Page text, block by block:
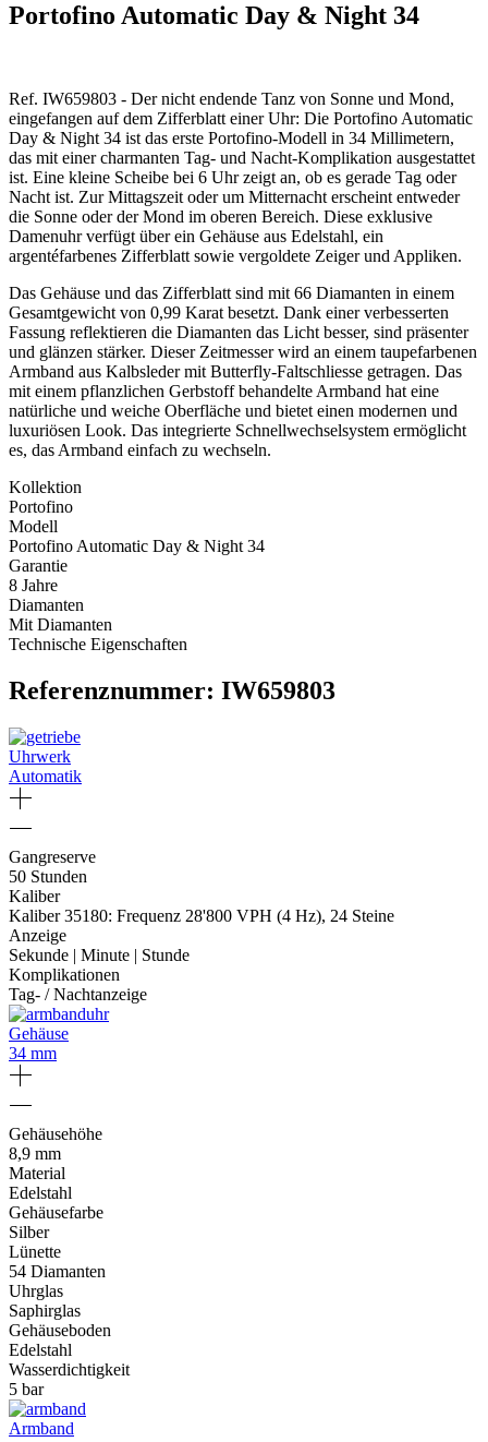
Portofino Automatic Day & Night 34
Ref. IW659803 - Der nicht endende Tanz von Sonne und Mond,
eingefangen auf dem Zifferblatt einer Uhr: Die Portofino Automatic
Day & Night 34 ist das erste Portofino-Modell in 34 Millimetern,
das mit einer charmanten Tag- und Nacht-Komplikation ausgestattet
ist. Eine kleine Scheibe bei 6 Uhr zeigt an, ob es gerade Tag oder
Nacht ist. Zur Mittagszeit oder um Mitternacht erscheint entweder
die Sonne oder der Mond im oberen Bereich. Diese exklusive
Damenuhr verfügt über ein Gehäuse aus Edelstahl, ein
argentéfarbenes Zifferblatt sowie vergoldete Zeiger und Appliken.
Das Gehäuse und das Zifferblatt sind mit 66 Diamanten in einem
Gesamtgewicht von 0,99 Karat besetzt. Dank einer verbesserten
Fassung reflektieren die Diamanten das Licht besser, sind präsenter
und glänzen stärker. Dieser Zeitmesser wird an einem taupefarbenen
Armband aus Kalbsleder mit Butterfly-Faltschliesse getragen. Das
mit einem pflanzlichen Gerbstoff behandelte Armband hat eine
natürliche und weiche Oberfläche und bietet einen modernen und
luxuriösen Look. Das integrierte Schnellwechselsystem ermöglicht
es, das Armband einfach zu wechseln.
Kollektion
Portofino
Modell
Portofino Automatic Day & Night 34
Garantie
8 Jahre
Diamanten
Mit Diamanten
Technische Eigenschaften
Referenznummer: IW659803
Uhrwerk
Automatik
Gangreserve
50 Stunden
Kaliber
Kaliber 35180: Frequenz 28'800 VPH (4 Hz), 24 Steine
Anzeige
Sekunde | Minute | Stunde
Komplikationen
Tag- / Nachtanzeige
Gehäuse
34 mm
Gehäusehöhe
8,9 mm
Material
Edelstahl
Gehäusefarbe
Silber
Lünette
54 Diamanten
Uhrglas
Saphirglas
Gehäuseboden
Edelstahl
Wasserdichtigkeit
5 bar
Armband